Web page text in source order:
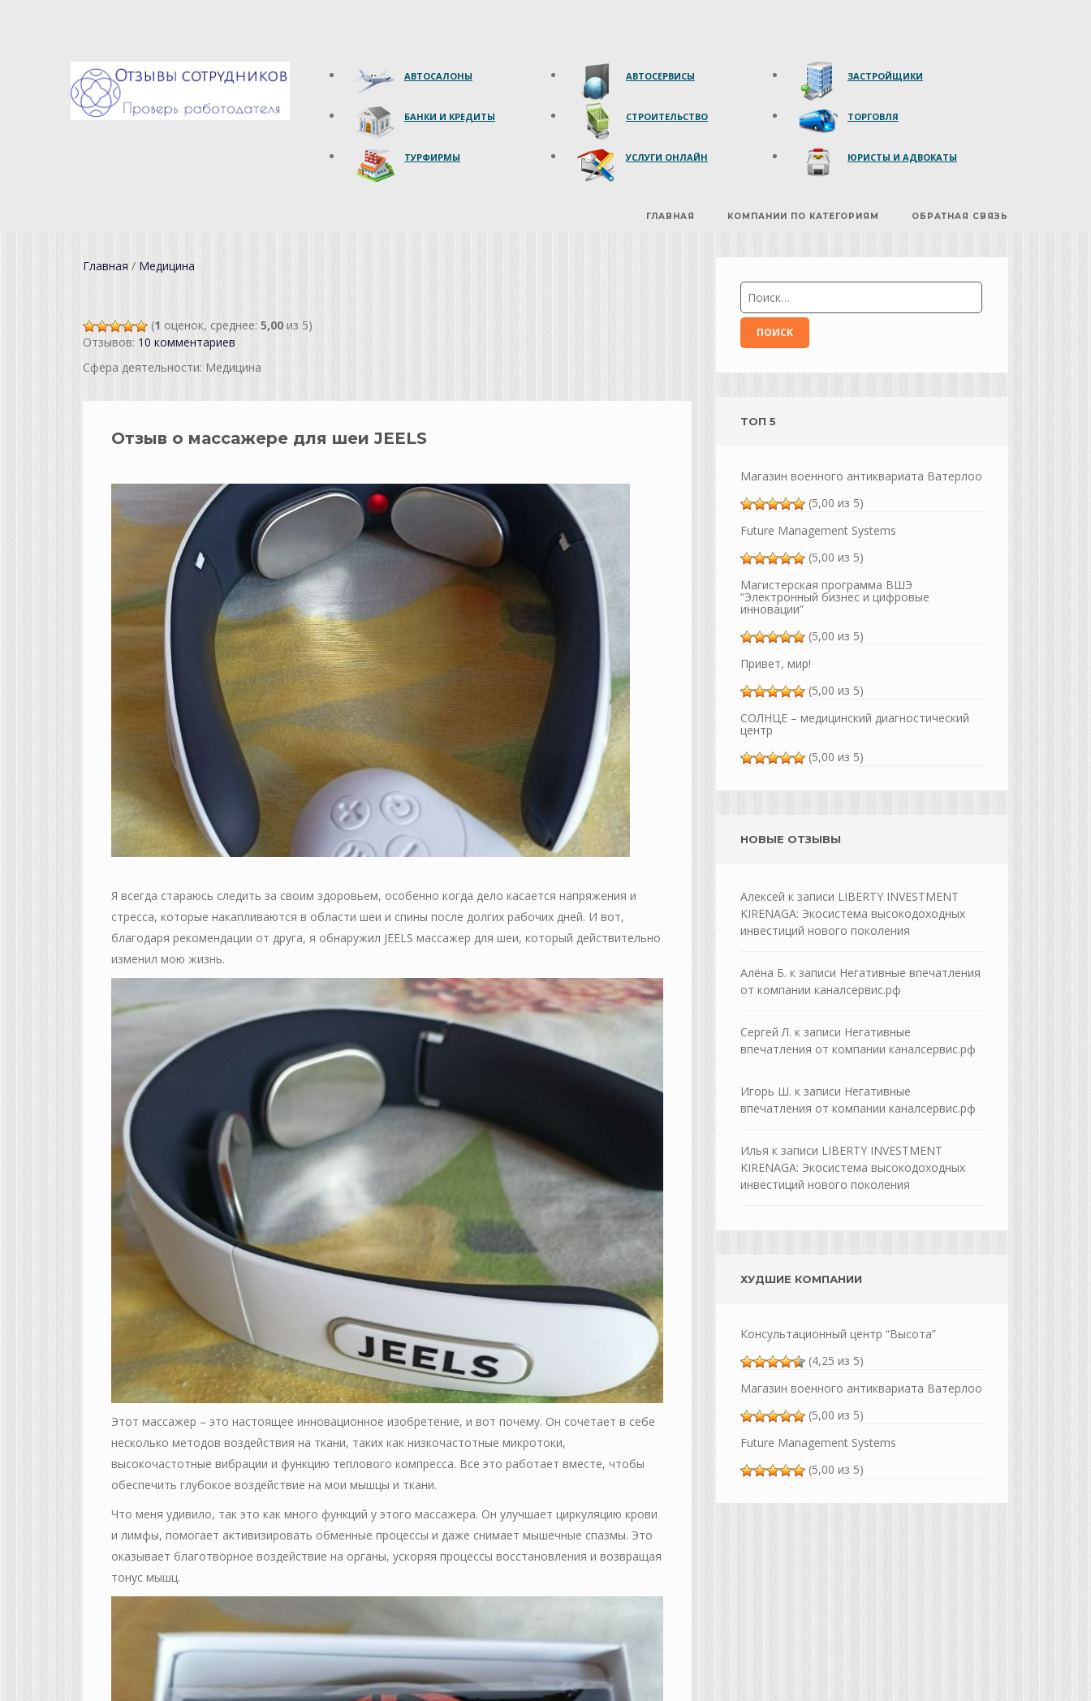
АВТОСАЛОНЫ АВТОСЕРВИСЫ ЗАСТРОЙЩИКИ
БАНКИ И КРЕДИТЫ СТРОИТЕЛЬСТВО ТОРГОВЛЯ
ТУРФИРМЫ УСЛУГИ ОНЛАЙН ЮРИСТЫ И АДВОКАТЫ
ГЛАВНАЯ КОМПАНИИ ПО КАТЕГОРИЯМ ОБРАТНАЯ СВЯЗЬ
Главная/Медицина
(1оценок, среднее:5,00из 5)
Отзывов: 10 комментариев
Сфера деятельности: Медицина
Отзыв о массажере для шеи JEELS
Я всегда стараюсь следить за своим здоровьем, особенно когда дело касается напряжения и
стресса, которые накапливаются в области шеи и спины после долгих рабочих дней. И вот,
благодаря рекомендации от друга, я обнаружил JEELS массажер для шеи, который действительно
изменил мою жизнь.
Этот массажер – это настоящее инновационное изобретение, и вот почему. Он сочетает в себе
несколько методов воздействия на ткани, таких как низкочастотные микротоки,
высокочастотные вибрации и функцию теплового компресса. Все это работает вместе, чтобы
обеспечить глубокое воздействие на мои мышцы и ткани.
Что меня удивило, так это как много функций у этого массажера. Он улучшает циркуляцию крови
и лимфы, помогает активизировать обменные процессы и даже снимает мышечные спазмы. Это
оказывает благотворное воздействие на органы, ускоряя процессы восстановления и возвращая
тонус мышц.
ТОП 5
Магазин военного антиквариата Ватерлоо
(5,00 из 5)
Future Management Systems
(5,00 из 5)
Магистерская программа ВШЭ
“Электронный бизнес и цифровые
инновации”
(5,00 из 5)
Привет, мир!
(5,00 из 5)
СОЛНЦЕ – медицинский диагностический
центр
(5,00 из 5)
НОВЫЕ ОТЗЫВЫ
Алексей к записи LIBERTY INVESTMENT
KIRENAGA: Экосистема высокодоходных
инвестиций нового поколения
Алёна Б. к записи Негативные впечатления
от компании каналсервис.рф
Сергей Л. к записи Негативные
впечатления от компании каналсервис.рф
Игорь Ш. к записи Негативные
впечатления от компании каналсервис.рф
Илья к записи LIBERTY INVESTMENT
KIRENAGA: Экосистема высокодоходных
инвестиций нового поколения
ХУДШИЕ КОМПАНИИ
Консультационный центр “Высота”
(4,25 из 5)
Магазин военного антиквариата Ватерлоо
(5,00 из 5)
Future Management Systems
(5,00 из 5)